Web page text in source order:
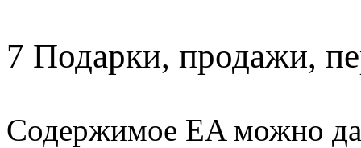
7 Подарки, продажи,
Содержимое EA можно